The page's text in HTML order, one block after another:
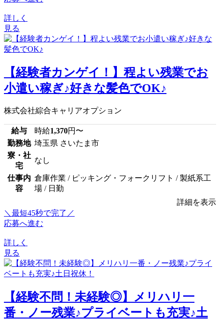
詳しく
見る
【経験者カンゲイ！】程よい残業でお
小遣い稼ぎ♪好きな髪色でOK♪
株式会社綜合キャリアオプション
給与 時給1,370円〜
勤務地 埼玉県 さいたま市
寮・社
宅
なし
仕事内
容
倉庫作業 / ピッキング・フォークリフト / 製紙系工
場 / 日勤
詳細を表示
＼最短45秒で完了／
応募へ進む
詳しく
見る
【経験不問！未経験◎】メリハリ一
番・ノー残業♪プライベートも充実♪土